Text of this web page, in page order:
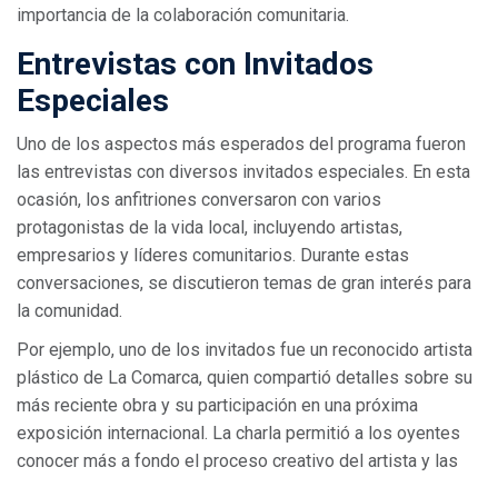
importancia de la colaboración comunitaria.
Entrevistas con Invitados
Especiales
Uno de los aspectos más esperados del programa fueron
las entrevistas con diversos invitados especiales. En esta
ocasión, los anfitriones conversaron con varios
protagonistas de la vida local, incluyendo artistas,
empresarios y líderes comunitarios. Durante estas
conversaciones, se discutieron temas de gran interés para
la comunidad.
Por ejemplo, uno de los invitados fue un reconocido artista
plástico de La Comarca, quien compartió detalles sobre su
más reciente obra y su participación en una próxima
exposición internacional. La charla permitió a los oyentes
conocer más a fondo el proceso creativo del artista y las